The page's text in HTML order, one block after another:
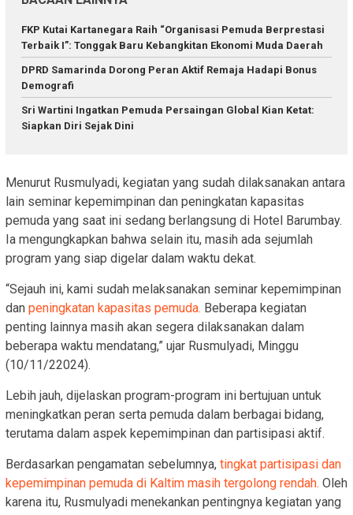
FKP Kutai Kartanegara Raih “Organisasi Pemuda Berprestasi
Terbaik I”: Tonggak Baru Kebangkitan Ekonomi Muda Daerah
DPRD Samarinda Dorong Peran Aktif Remaja Hadapi Bonus
Demografi
Sri Wartini Ingatkan Pemuda Persaingan Global Kian Ketat:
Siapkan Diri Sejak Dini
Menurut Rusmulyadi, kegiatan yang sudah dilaksanakan antara
lain seminar kepemimpinan dan peningkatan kapasitas
pemuda yang saat ini sedang berlangsung di Hotel Barumbay.
Ia mengungkapkan bahwa selain itu, masih ada sejumlah
program yang siap digelar dalam waktu dekat.
“Sejauh ini, kami sudah melaksanakan seminar kepemimpinan
dan peningkatan kapasitas pemuda. Beberapa kegiatan
penting lainnya masih akan segera dilaksanakan dalam
beberapa waktu mendatang,” ujar Rusmulyadi, Minggu
(10/11/22024).
Lebih jauh, dijelaskan program-program ini bertujuan untuk
meningkatkan peran serta pemuda dalam berbagai bidang,
terutama dalam aspek kepemimpinan dan partisipasi aktif.
Berdasarkan pengamatan sebelumnya, tingkat partisipasi dan
kepemimpinan pemuda di Kaltim masih tergolong rendah. Oleh
karena itu, Rusmulyadi menekankan pentingnya kegiatan yang